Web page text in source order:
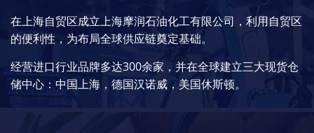
在上海自贸区成立上海摩润石油化工有限公司，利用自贸区
的便利性，为布局全球供应链奠定基础。
经营进口行业品牌多达300余家，并在全球建立三大现货仓
储中心：中国上海，德国汉诺威，美国休斯顿。